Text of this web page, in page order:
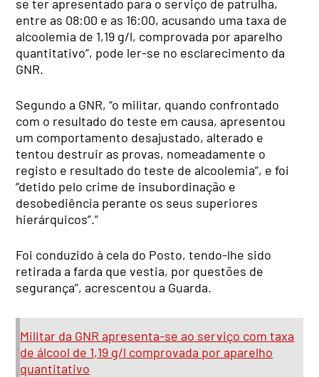
se ter apresentado para o serviço de patrulha,
entre as 08:00 e as 16:00, acusando uma taxa de
alcoolemia de 1,19 g/l, comprovada por aparelho
quantitativo”, pode ler-se no esclarecimento da
GNR.
Segundo a GNR, “o militar, quando confrontado
com o resultado do teste em causa, apresentou
um comportamento desajustado, alterado e
tentou destruir as provas, nomeadamente o
registo e resultado do teste de alcoolemia”, e foi
“detido pelo crime de insubordinação e
desobediência perante os seus superiores
hierárquicos”.”
Foi conduzido à cela do Posto, tendo-lhe sido
retirada a farda que vestia, por questões de
segurança”, acrescentou a Guarda.
Militar da GNR apresenta-se ao serviço com taxa
de álcool de 1,19 g/l comprovada por aparelho
quantitativo